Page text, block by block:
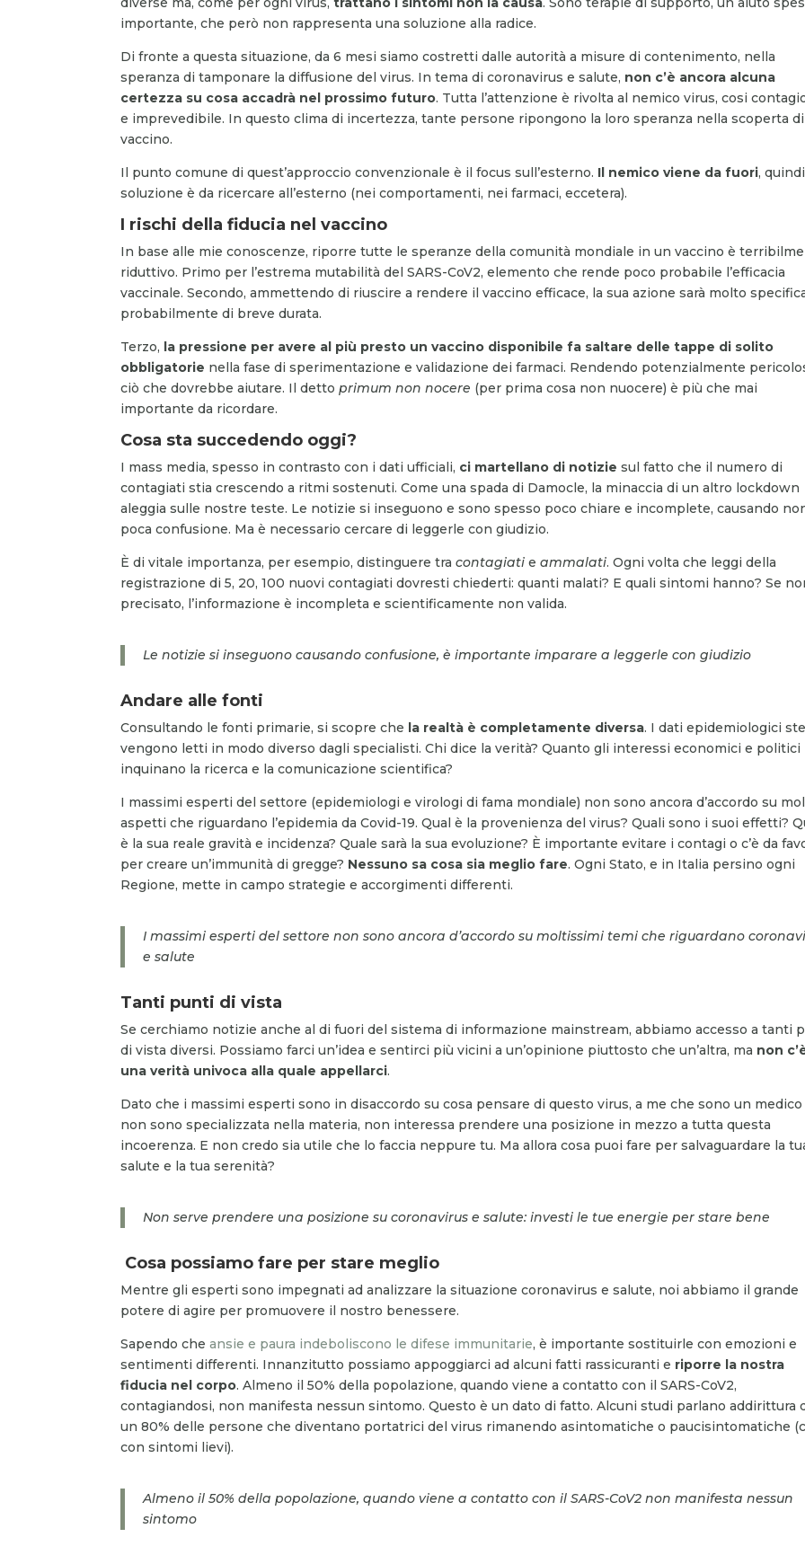
importante, che però non rappresenta una soluzione alla radice.
Di fronte a questa situazione, da 6 mesi siamo costretti dalle autorità a misure di contenimento, nella
speranza di tamponare la diffusione del virus. In tema di coronavirus e salute, non c’è ancora alcuna
certezza su cosa accadrà nel prossimo futuro. Tutta l’attenzione è rivolta al nemico virus, cosi
e imprevedibile. In questo clima di incertezza, tante persone ripongono la loro speranza nella scoperta
vaccino.
Il punto comune di quest’approccio convenzionale è il focus sull’esterno. Il nemico viene da fuori,
soluzione è da ricercare all’esterno (nei comportamenti, nei farmaci, eccetera).
I rischi della fiducia nel vaccino
In base alle mie conoscenze, riporre tutte le speranze della comunità mondiale in un vaccino è
riduttivo. Primo per l’estrema mutabilità del SARS-CoV2, elemento che rende poco probabile l’efficacia
vaccinale. Secondo, ammettendo di riuscire a rendere il vaccino efficace, la sua azione sarà molto
probabilmente di breve durata.
Terzo, la pressione per avere al più presto un vaccino disponibile fa saltare delle tappe di solito
obbligatorie nella fase di sperimentazione e validazione dei farmaci. Rendendo potenzialmente
ciò che dovrebbe aiutare. Il dettoprimum non nocere (per prima cosa non nuocere) è più che mai
importante da ricordare.
Cosa sta succedendo oggi?
I mass media, spesso in contrasto con i dati ufficiali, ci martellano di notizie sul fatto che il numero di
contagiati stia crescendo a ritmi sostenuti. Come una spada di Damocle, la minaccia di un altro lockdown
aleggia sulle nostre teste. Le notizie si inseguono e sono spesso poco chiare e incomplete, causando
poca confusione. Ma è necessario cercare di leggerle con giudizio.
È di vitale importanza, per esempio, distinguere tracontagiatieammalati. Ogni volta che leggi della
registrazione di 5, 20, 100 nuovi contagiati dovresti chiederti: quanti malati? E quali sintomi hanno? Se
precisato, l’informazione è incompleta e scientificamente non valida.
Le notizie si inseguono causando confusione, è importante imparare a leggerle con giudizio
Andare alle fonti
Consultando le fonti primarie, si scopre che la realtà è completamente diversa. I dati epidemiologici
vengono letti in modo diverso dagli specialisti. Chi dice la verità? Quanto gli interessi economici e politici
inquinano la ricerca e la comunicazione scientifica?
I massimi esperti del settore (epidemiologi e virologi di fama mondiale) non sono ancora d’accordo su
aspetti che riguardano l’epidemia da Covid-19. Qual è la provenienza del virus? Quali sono i suoi effetti?
è la sua reale gravità e incidenza? Quale sarà la sua evoluzione? È importante evitare i contagi o c’è da
per creare un’immunità di gregge? Nessuno sa cosa sia meglio fare. Ogni Stato, e in Italia persino ogni
Regione, mette in campo strategie e accorgimenti differenti.
I massimi esperti del settore non sono ancora d’accordo su moltissimi temi che riguardano
e salute
Tanti punti di vista
Se cerchiamo notizie anche al di fuori del sistema di informazione mainstream, abbiamo accesso a tanti
di vista diversi. Possiamo farci un’idea e sentirci più vicini a un’opinione piuttosto che un’altra, ma non
una verità univoca alla quale appellarci.
Dato che i massimi esperti sono in disaccordo su cosa pensare di questo virus, a me che sono un medico
non sono specializzata nella materia, non interessa prendere una posizione in mezzo a tutta questa
incoerenza. E non credo sia utile che lo faccia neppure tu. Ma allora cosa puoi fare per salvaguardare la
salute e la tua serenità?
Non serve prendere una posizione su coronavirus e salute: investi le tue energie per stare bene
Cosa possiamo fare per stare meglio
Mentre gli esperti sono impegnati ad analizzare la situazione coronavirus e salute, noi abbiamo il grande
potere di agire per promuovere il nostro benessere.
Sapendo cheansie e paura indeboliscono le difese immunitarie, è importante sostituirle con emozioni e
sentimenti differenti. Innanzitutto possiamo appoggiarci ad alcuni fatti rassicuranti e riporre la nostra
fiducia nel corpo. Almeno il 50% della popolazione, quando viene a contatto con il SARS-CoV2,
contagiandosi, non manifesta nessun sintomo. Questo è un dato di fatto. Alcuni studi parlano addirittura
un 80% delle persone che diventano portatrici del virus rimanendo asintomatiche o paucisintomatiche
con sintomi lievi).
Almeno il 50% della popolazione, quando viene a contatto con il SARS-CoV2 non manifesta nessun
sintomo